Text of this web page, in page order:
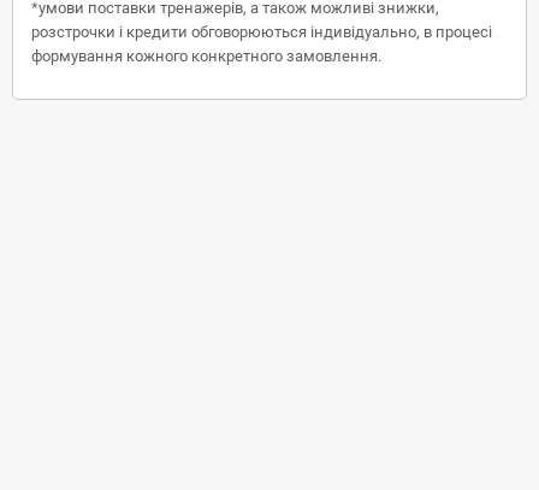
*умови поставки тренажерів, а також можливі знижки,
розстрочки і кредити обговорюються індивідуально, в процесі
формування кожного конкретного замовлення.